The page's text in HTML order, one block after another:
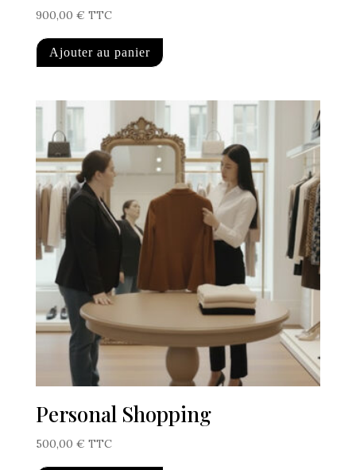
900,00 € TTC
Ajouter au panier
Personal Shopping
500,00 € TTC